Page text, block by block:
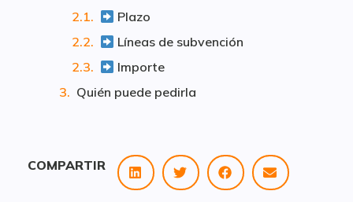
COMPARTIR
Plazo
Líneas de subvención
Importe
Quién puede pedirla